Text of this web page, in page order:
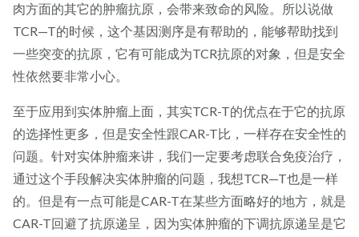
肉方面的其它的肿瘤抗原，会带来致命的风险。所以说做
TCR—T的时候，这个基因测序是有帮助的，能够帮助找到
一些突变的抗原，它有可能成为TCR抗原的对象，但是安全
性依然要非常小心。
至于应用到实体肿瘤上面，其实TCR-T的优点在于它的抗原
的选择性更多，但是安全性跟CAR-T比，一样存在安全性的
问题。针对实体肿瘤来讲，我们一定要考虑联合免疫治疗，
通过这个手段解决实体肿瘤的问题，我想TCR—T也是一样
的。但是有一点可能是CAR-T在某些方面略好的地方，就是
CAR-T回避了抗原递呈，因为实体肿瘤的下调抗原递呈是它